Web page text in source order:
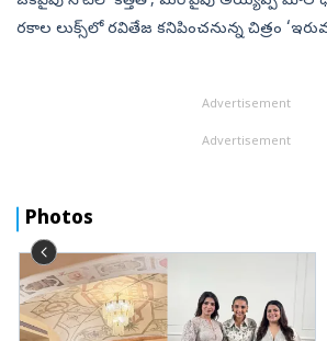
రకాల లుక్స్‌లో రవితేజ కనిపించనున్న చిత్రం
Advertisement
Advertisement
Photos